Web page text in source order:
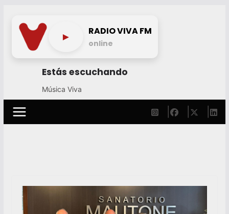
content
► RADIO VIVA FM
online
Estás escuchando
Música Viva